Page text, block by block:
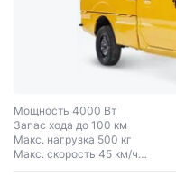
Мощность 4000 Вт
Запас хода до 100 км
Макс. нагрузка 500 кг
Макс. скорость 45 км/ч
Колеса R13